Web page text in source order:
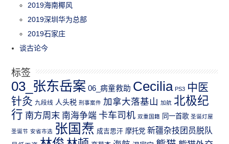
2019海南椰风
2019深圳华为总部
2019石家庄
谈古论今
标签
03_张东岳案 06_病童救助 Cecilia PS3 中医
针灸 九段线 人头税 刑事案件 加拿大落基山 加航 北极纪
行 南方周末 南海争端 卡车司机 双重国籍 同一首歌 圣诞灯屋
圣诞节 安省市选 张国焘 成吉思汗 摩托党 新疆杂技团员脱队